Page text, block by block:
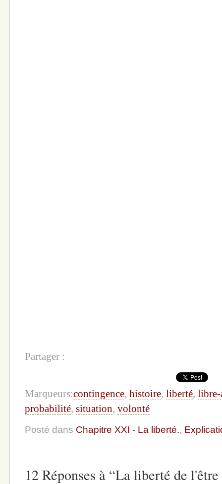
Partager :
Marqueurs:contingence, histoire, liberté,
probabilité, situation, volonté
Posté dans Chapitre XXI - La liberté.,
12 Réponses à “La liberté de